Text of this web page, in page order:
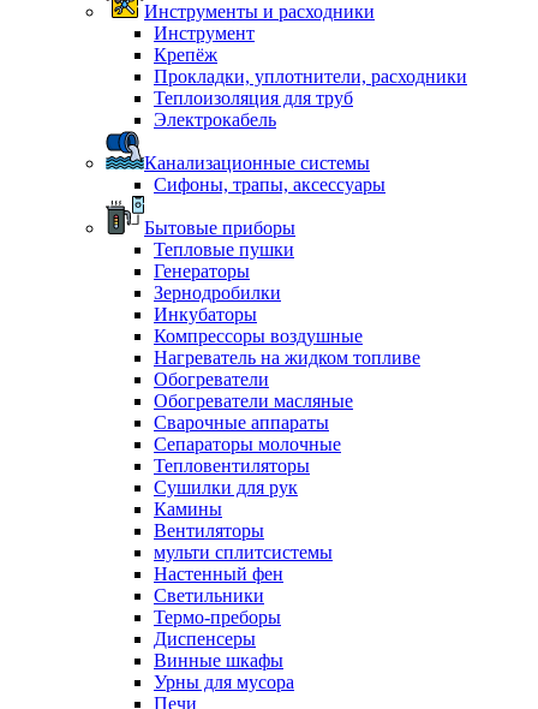
Инструменты и расходники
Инструмент
Крепёж
Прокладки, уплотнители, расходники
Теплоизоляция для труб
Электрокабель
Канализационные системы
Сифоны, трапы, аксессуары
Бытовые приборы
Тепловые пушки
Генераторы
Зернодробилки
Инкубаторы
Компрессоры воздушные
Нагреватель на жидком топливе
Обогреватели
Обогреватели масляные
Сварочные аппараты
Сепараторы молочные
Тепловентиляторы
Сушилки для рук
Камины
Вентиляторы
мульти сплитсистемы
Настенный фен
Светильники
Термо-преборы
Диспенсеры
Винные шкафы
Урны для мусора
Печи